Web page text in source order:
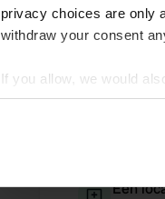
privacy choices are only
withdraw your consent
If you allow, we would
Collect information
Find out more about
We use cookies toEen